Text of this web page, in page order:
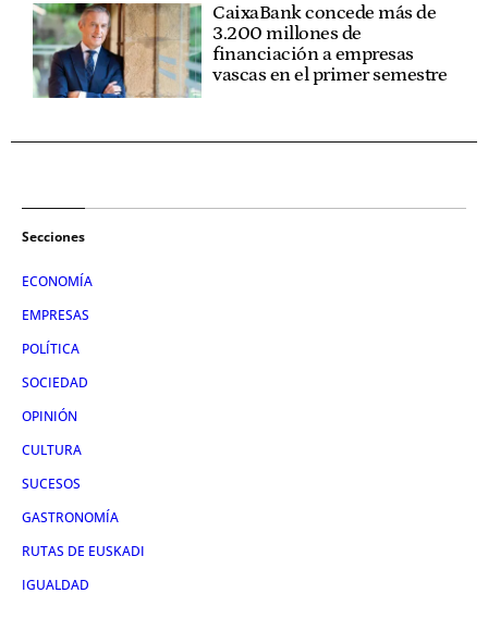
CaixaBank concede más de
3.200 millones de
financiación a empresas
vascas en el primer semestre
Secciones
ECONOMÍA
EMPRESAS
POLÍTICA
SOCIEDAD
OPINIÓN
CULTURA
SUCESOS
GASTRONOMÍA
RUTAS DE EUSKADI
IGUALDAD